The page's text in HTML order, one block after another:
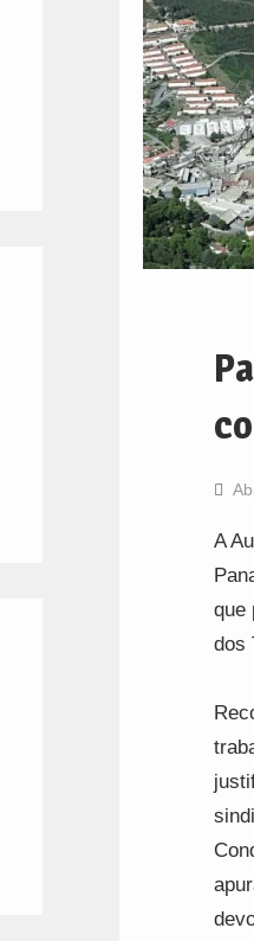
A
que
dos